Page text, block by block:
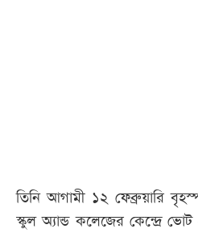
পেপার
তিনি আগামী ১২ ফেব্রুয়ারি
স্কুল অ্যান্ড কলেজের কেন্দ্রে